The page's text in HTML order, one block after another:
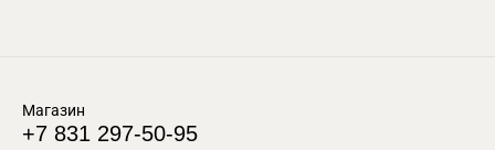
Магазин
+7 831 297-50-95